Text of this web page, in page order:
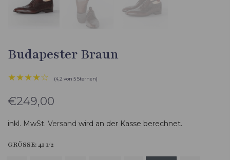
Budapester Braun
★★★★☆ (4,2 von 5 Sternen)
€249,00
inkl. MwSt. Versand wird an der Kasse berechnet.
GRÖSSE:41 1/2